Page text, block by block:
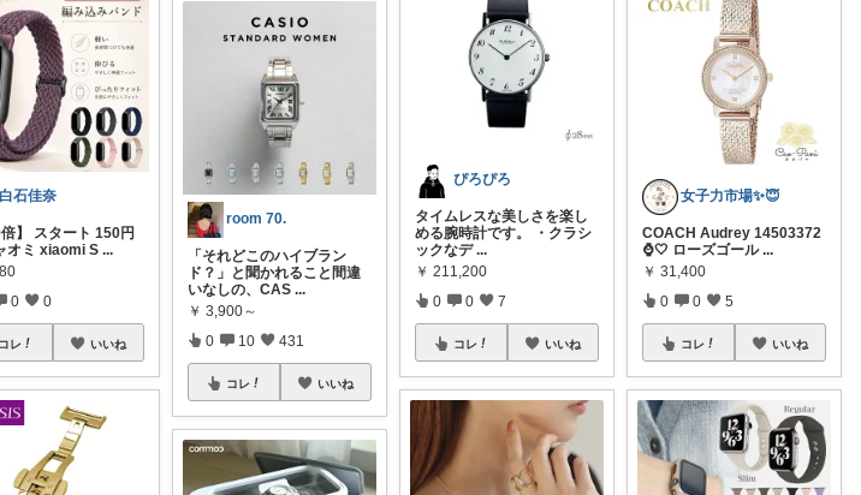
白石佳奈
倍】 スタート 150円
オミ xiaomi S ...
0 0
コレ いいね
room 70.
「それどこのハイブラン
ド？」と聞かれること間違
いなしの、CAS ...
￥ 3,900～
0 10 431
コレ いいね
ぴろぴろ
タイムレスな美しさを楽し
める腕時計です。 ・クラシ
ックなデ ...
￥ 211,200
0 0 7
コレ いいね
女子力市場✨😇
COACH Audrey 14503372
⌚🤍 ローズゴール ...
￥ 31,400
0 0 5
コレ いいね